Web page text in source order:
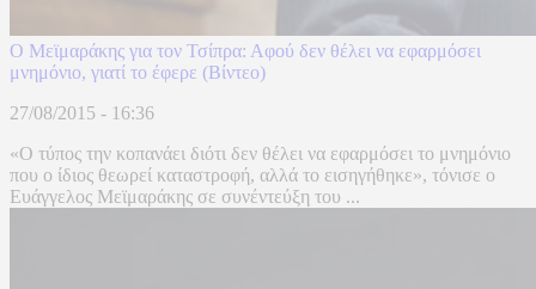
Ο Μεϊμαράκης για τον Τσίπρα: Αφού δεν θέλει να εφαρμόσει
μνημόνιο, γιατί το έφερε (Βίντεο)
27/08/2015 - 16:36
«Ο τύπος την κοπανάει διότι δεν θέλει να εφαρμόσει το μνημόνιο
που ο ίδιος θεωρεί καταστροφή, αλλά το εισηγήθηκε», τόνισε o
Ευάγγελος Μεϊμαράκης σε συνέντεύξη του ...